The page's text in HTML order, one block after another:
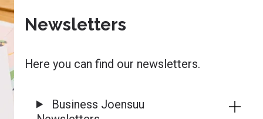
Newsletters
Here you can find our newsletters.
Business Joensuu